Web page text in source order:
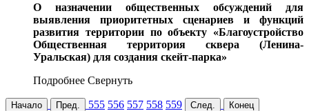
О назначении общественных обсуждений для
выявления приоритетных сценариев и функций
развития территории по объекту «Благоустройство
Общественная территория сквера (Ленина-
Уральская) для создания скейт-парка»
Подробнее Свернуть
Начало Пред. 555 556 557 558 559 След. Конец